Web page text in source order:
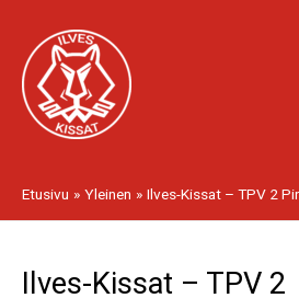
sisältöön
Etusivu Yleinen Ilves-Kissat – TPV 2
Ilves-Kissat – TPV 2
selaus